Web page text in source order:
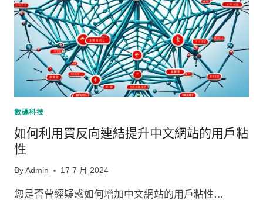
的
內
容
相
關
性
數碼科技
如何利用買反向連結提升中文網站的用戶粘
性
By Admin 17 7 月 2024
您是否曾經疑惑如何增加中文網站的用戶粘性…